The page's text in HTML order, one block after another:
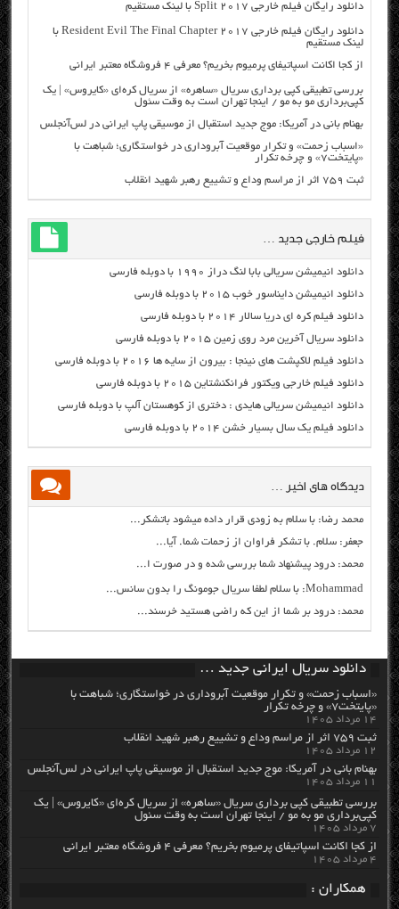
دانلود رایگان فیلم خارجی Split 2017 با لینک مستقیم
دانلود رایگان فیلم خارجی Resident Evil The Final Chapter 2017 با
لینک مستقیم
از کجا اکانت اسپاتیفای پرمیوم بخریم؟ معرفی ۴ فروشگاه معتبر ایرانی
بررسی تطبیقی کپی برداری سریال «ساهره» از سریال کره‌ای «کایروس» | یک
کپی‌برداری مو به مو / اینجا تهران است به وقت سئول
بهنام بانی در آمریکا: موج جدید استقبال از موسیقی پاپ ایرانی در لس‌آنجلس
«اسباب زحمت» و تکرار موقعیت آبروداری در خواستگاری؛ شباهت با
«پایتخت۷» و چرخه تکرار
ثبت ۷۵۹ اثر از مراسم وداع و تشییع رهبر شهید انقلاب
فیلم خارجی جدید …
دانلود انیمیشن سریالی بابا لنگ دراز ۱۹۹۰ با دوبله فارسی
دانلود انیمیشن دایناسور خوب ۲۰۱۵ با دوبله فارسی
دانلود فیلم کره ای دریا سالار ۲۰۱۴ با دوبله فارسی
دانلود سریال آخرین مرد روی زمین ۲۰۱۵ با دوبله فارسی
دانلود فیلم لاکپشت های نینجا : بیرون از سایه ها ۲۰۱۶ با دوبله فارسی
دانلود فیلم خارجی ویکتور فرانکنشتاین ۲۰۱۵ با دوبله فارسی
دانلود انیمیشن سریالی هایدی : دختری از کوهستان آلپ با دوبله فارسی
دانلود فیلم یک سال بسیار خشن ۲۰۱۴ با دوبله فارسی
دیدگاه های اخیر …
محمد رضا: با سلام به زودی قرار داده میشود باتشکر...
جعفر: سلام. با تشکر فراوان از زحمات شما. آیا...
محمد: درود پیشنهاد شما بررسی شده و در صورت ا...
Mohammad: با سلام لطفا سریال جومونگ را بدون سانس...
محمد: درود بر شما از این که راضی هستید خرسند...
دانلود سریال ایرانی جدید …
«اسباب زحمت» و تکرار موقعیت آبروداری در خواستگاری؛ شباهت با
«پایتخت۷» و چرخه تکرار
۱۴ مرداد ۱۴۰۵
ثبت ۷۵۹ اثر از مراسم وداع و تشییع رهبر شهید انقلاب
۱۲ مرداد ۱۴۰۵
بهنام بانی در آمریکا: موج جدید استقبال از موسیقی پاپ ایرانی در لس‌آنجلس
۱۱ مرداد ۱۴۰۵
بررسی تطبیقی کپی برداری سریال «ساهره» از سریال کره‌ای «کایروس» | یک
کپی‌برداری مو به مو / اینجا تهران است به وقت سئول
۷ مرداد ۱۴۰۵
از کجا اکانت اسپاتیفای پرمیوم بخریم؟ معرفی ۴ فروشگاه معتبر ایرانی
۴ مرداد ۱۴۰۵
همکاران :